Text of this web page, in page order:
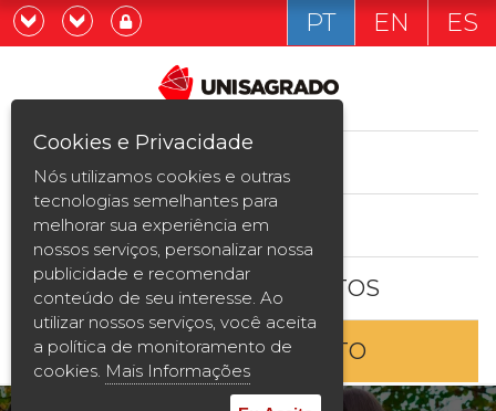
Graduação
Pós-graduação e MBA
Curta Duração
Vestibular
2ª Graduação
Já sou estudande
Quero ser estudante
PT EN ES
ESTUDE AQUI
BOLSAS E DESCONTOS
ENTRE EM CONTATO
Cookies e Privacidade
Nós utilizamos cookies e outras
tecnologias semelhantes para
melhorar sua experiência em
nossos serviços, personalizar nossa
publicidade e recomendar
conteúdo de seu interesse. Ao
utilizar nossos serviços, você aceita
a política de monitoramento de
cookies. Mais Informações